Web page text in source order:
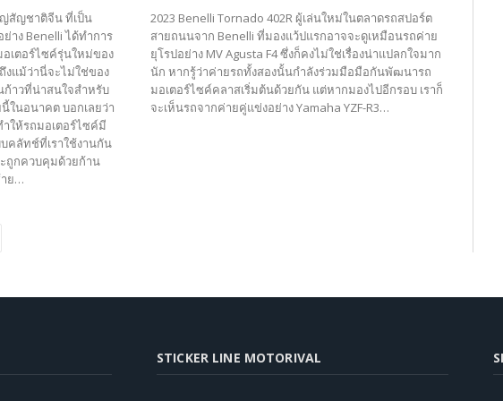
ญ่สัญชาติจีน ที่เป็น
าง Benelli ได้ทำการ
เตอร์ไซค์รุ่นใหม่ของ
งแม้ว่านี่จะไม่ใช่ของ
าวที่น่าสนใจสำหรับ
ในอนาคต บอกเลยว่า
ให้รถมอเตอร์ไซค์มี
คลัทช์ที่เราใช้งานกัน
ถูกควบคุมด้วยก้าน
ย…
2023 Benelli Tornado 402R ผู้เล่นใหม่ในตลาดรถสปอร์ต
สายถนนจาก Benelli ที่มองแว้ปแรกอาจจะดูเหมือนรถค่าย
ยุโรปอย่าง MV Agusta F4 ซึ่งก็คงไม่ใช่เรื่องน่าแปลกใจมาก
นัก หากรู้ว่าค่ายรถทั้งสองนั้นกำลังร่วมมือมือกันพัฒนารถ
มอเตอร์ไซค์คลาสเริ่มต้นด้วยกัน แต่หากมองไปอีกรอบ เราก็
จะเห็นรถจากค่ายคู่แข่งอย่าง Yamaha YZF-R3…
STICKER LINE MOTORIVAL